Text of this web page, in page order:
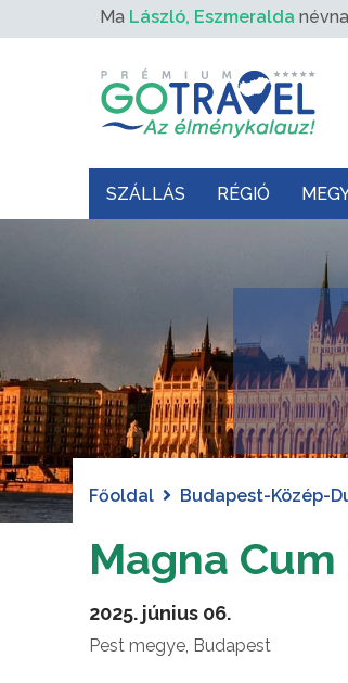
Ma László, Eszmeralda
SZÁLLÁS RÉGIÓ
Főoldal Budapest-Közép-
Magna
2025. június 06.
Pest megye, Budapest